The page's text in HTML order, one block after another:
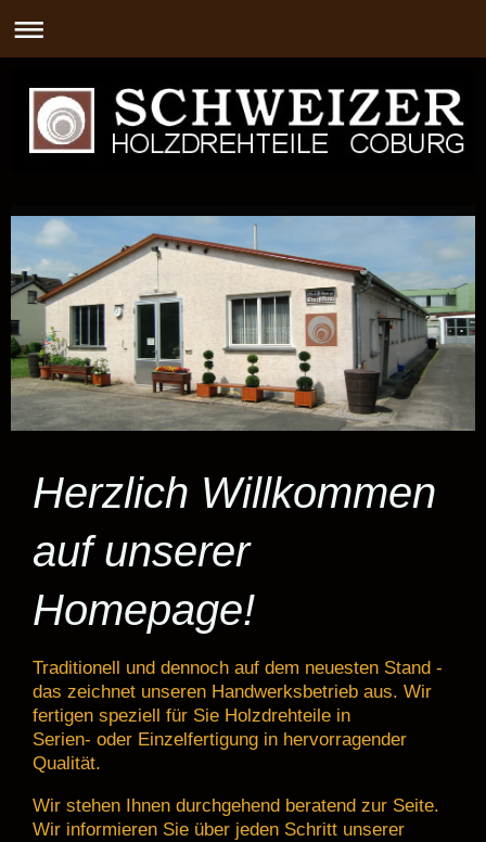
Herzlich Willkommen
auf unserer
Homepage!
Traditionell und dennoch auf dem neuesten Stand -
das zeichnet unseren Handwerksbetrieb aus. Wir
fertigen speziell für Sie Holzdrehteile in
Serien- oder Einzelfertigung in hervorragender
Qualität.
Wir stehen Ihnen durchgehend beratend zur Seite.
Wir informieren Sie über jeden Schritt unserer